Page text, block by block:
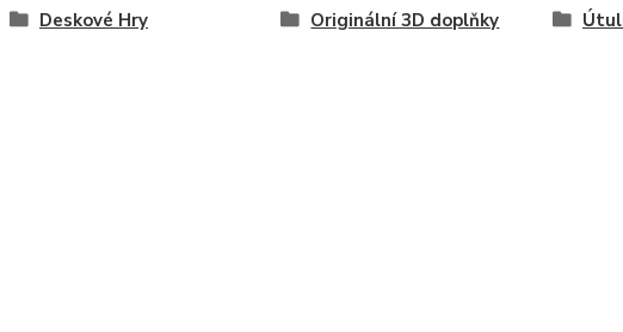
Deskové Hry Originální 3D doplňky